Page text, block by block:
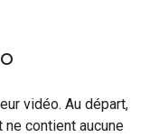
vidéo. Au départ,
contient aucune